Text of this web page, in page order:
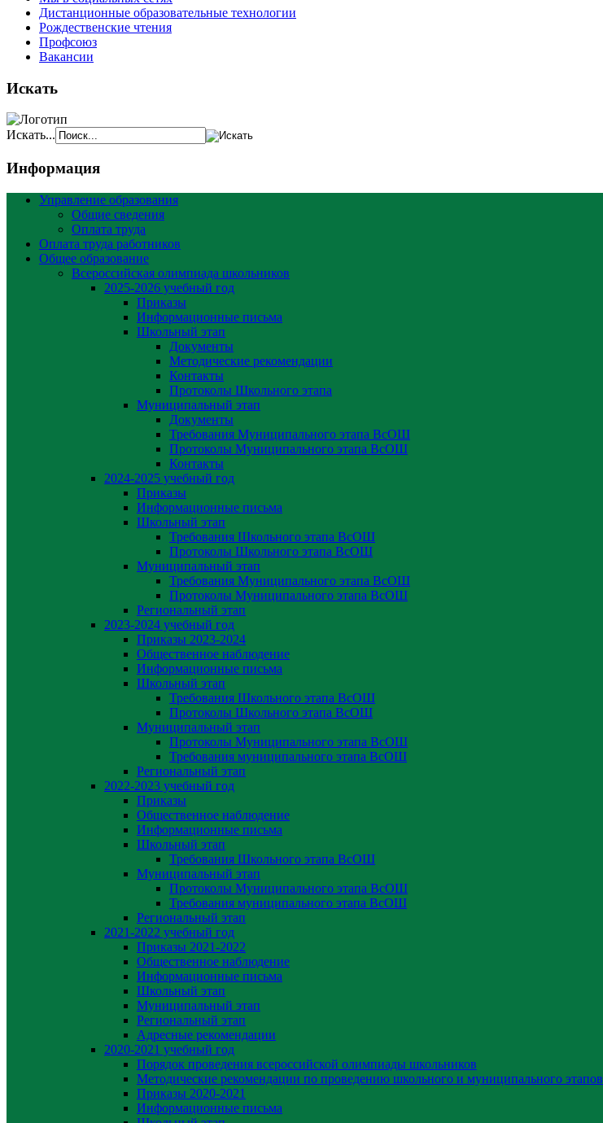
Дистанционные образовательные технологии
Рождественские чтения
Профсоюз
Вакансии
Искать
Искать...
Информация
Управление образования
Общие сведения
Оплата труда
Оплата труда работников
Общее образование
Всероссийская олимпиада школьников
2025-2026 учебный год
Приказы
Информационные письма
Школьный этап
Документы
Методические рекомендации
Контакты
Протоколы Школьного этапа
Муниципальный этап
Документы
Требования Муниципального этапа ВсОШ
Протоколы Муниципального этапа ВсОШ
Контакты
2024-2025 учебный год
Приказы
Информационные письма
Школьный этап
Требования Школьного этапа ВсОШ
Протоколы Школьного этапа ВсОШ
Муниципальный этап
Требования Муниципального этапа ВсОШ
Протоколы Муниципального этапа ВсОШ
Региональный этап
2023-2024 yчебный год
Приказы 2023-2024
Общественное наблюдение
Информационные письма
Школьный этап
Требования Школьного этапа ВсОШ
Протоколы Школьного этапа ВсОШ
Муниципальный этап
Протоколы Муниципального этапа ВсОШ
Требования муниципального этапа ВсОШ
Региональный этап
2022-2023 yчебный год
Приказы
Общественное наблюдение
Информационные письма
Школьный этап
Требования Школьного этапа ВсОШ
Муниципальный этап
Протоколы Муниципального этапа ВсОШ
Требования муниципального этапа ВсОШ
Региональный этап
2021-2022 yчебный год
Приказы 2021-2022
Общественное наблюдение
Информационные письма
Школьный этап
Муниципальный этап
Региональный этап
Адресные рекомендации
2020-2021 yчебный год
Порядок проведения всероссийской олимпиады школьников
Методические рекомендации по проведению школьного и муниципального
Приказы 2020-2021
Информационные письма